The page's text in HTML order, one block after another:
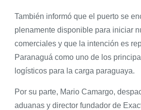
También informó que el puerto se
plenamente disponible para iniciar
comerciales y que la intención es
Paranaguá como uno de los
logísticos para la carga paraguaya.
Por su parte, Mario Camargo,
aduanas y director fundador de